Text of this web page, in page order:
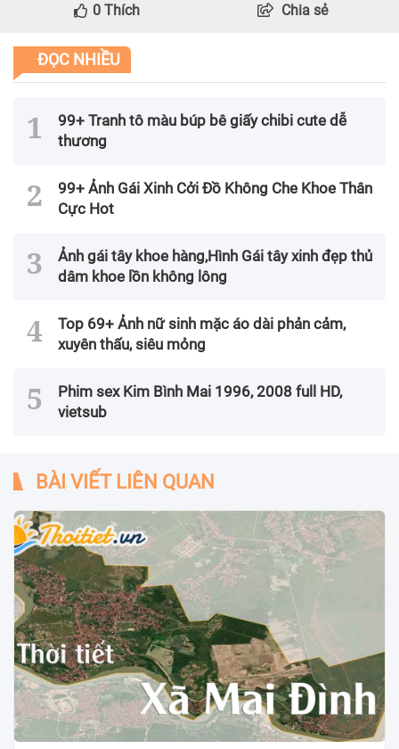
0 Thích Chia sẻ
ĐỌC NHIỀU
99+ Tranh tô màu búp bê giấy chibi cute dễ
thương
99+ Ảnh Gái Xinh Cởi Đồ Không Che Khoe Thân
Cực Hot
Ảnh gái tây khoe hàng,Hình Gái tây xinh đẹp thủ
dâm khoe lồn không lông
Top 69+ Ảnh nữ sinh mặc áo dài phản cảm,
xuyên thấu, siêu mỏng
Phim sex Kim Bình Mai 1996, 2008 full HD,
vietsub
BÀI VIẾT LIÊN QUAN